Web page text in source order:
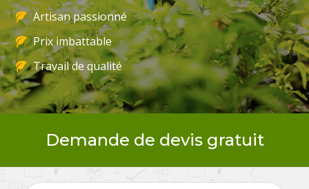
Artisan passionné
Prix imbattable
Travail de qualité
Demande de devis gratuit